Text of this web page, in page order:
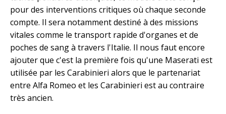
pour des interventions critiques où chaque seconde
compte. Il sera notamment destiné à des missions
vitales comme le transport rapide d'organes et de
poches de sang à travers l'Italie. Il nous faut encore
ajouter que c'est la première fois qu'une Maserati est
utilisée par les Carabinieri alors que le partenariat
entre Alfa Romeo et les Carabinieri est au contraire
très ancien.